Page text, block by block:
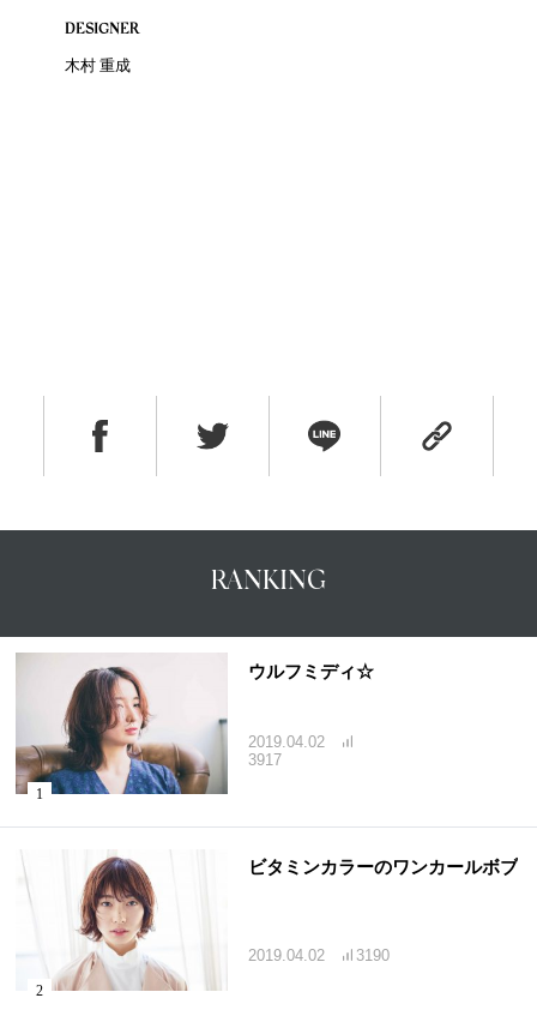
DESIGNER
木村 重成
RANKING
ウルフミディ☆
2019.04.02
3917
ビタミンカラーのワンカールボブ
2019.04.02 3190